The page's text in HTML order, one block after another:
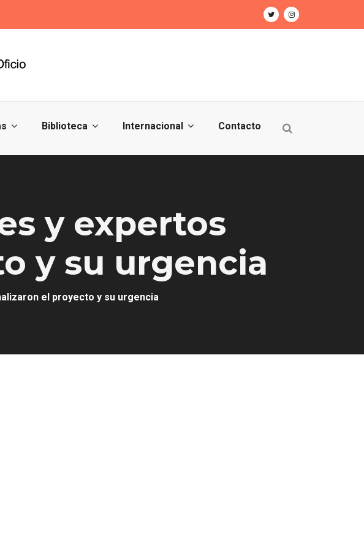
Biblioteca Internacional Contacto
y expertos
y su urgencia
el proyecto y su urgencia